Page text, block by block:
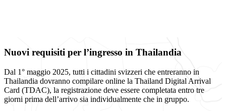
Nuovi requisiti per l’ingresso in Thailandia
Dal 1° maggio 2025, tutti i cittadini svizzeri che entreranno in
Thailandia dovranno compilare online la Thailand Digital Arrival
Card (TDAC), la registrazione deve essere completata entro tre
giorni prima dell’arrivo sia individualmente che in gruppo.